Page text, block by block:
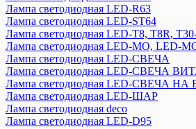
Лампа светодиодная LED-R63
Лампа светодиодная LED-ST64
Лампа светодиодная LED-T8, T8R,
Лампа светодиодная LED-МО, LED-
Лампа светодиодная LED-СВЕЧА
Лампа светодиодная LED-СВЕЧА
Лампа светодиодная LED-СВЕЧА НА
Лампа светодиодная LED-ШАР
Лампа светодиодная deco
Лампа светодиодная LED-D95